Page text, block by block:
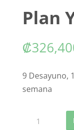
Plan
₡
9 Desayuno,
semana
Plan